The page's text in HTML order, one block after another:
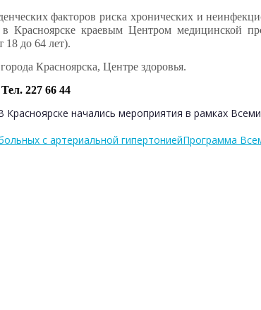
факторов риска хронических и
Красноярске краевым Центром медицинской
18 до 64 лет).
Красноярска, Центре здоровья.
Тел. 227 66 44
Красноярске начались мероприятия в рамках
с артериальной гипертониейПрограмма